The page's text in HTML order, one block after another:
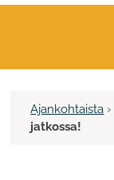
Ajankohtaista ›
jatkossa!